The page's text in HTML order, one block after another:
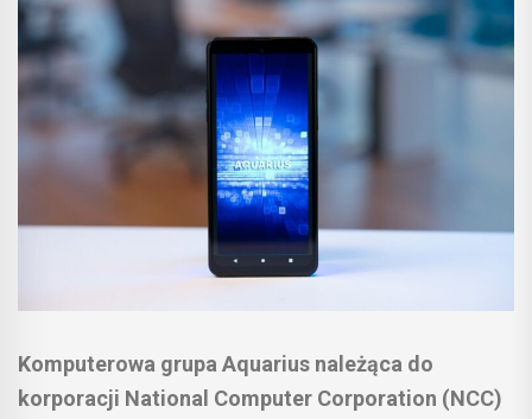
Komputerowa grupa Aquarius należąca do
korporacji National Computer Corporation (NCC)